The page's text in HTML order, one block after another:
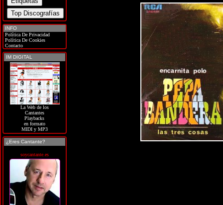
INFO
Política De Privacidad
Política De Cookies
Contacto
IM DIGITAL
La Web de los
Cantantes
Playbacks
en formato
MIDI y MP3
¿Eres Cantante?
soycantante.es